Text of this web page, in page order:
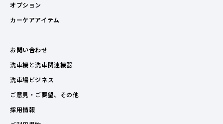
オプション
カーケアアイテム
お問い合わせ
洗車機と洗車関連機器
洗車場ビジネス
ご意見・ご要望、その他
採用情報